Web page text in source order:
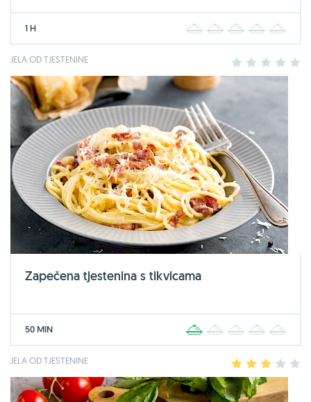
1 H 2 3 4
JELA OD TJESTENINE 2 3 4
Zapečena tjestenina s tikvicama
50 MIN 2 3 4
JELA OD TJESTENINE 2 3 4